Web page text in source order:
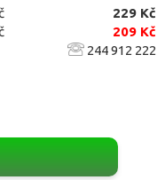
229 Kč
209 Kč
244 912 222